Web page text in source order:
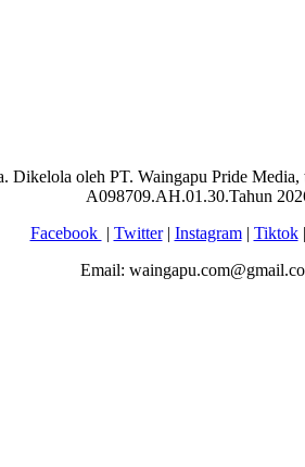
Dikelola oleh PT. Waingapu Pride
A098709.AH.01.30.Tahun
Facebook | Twitter| Instagram| Tiktok|
Email: